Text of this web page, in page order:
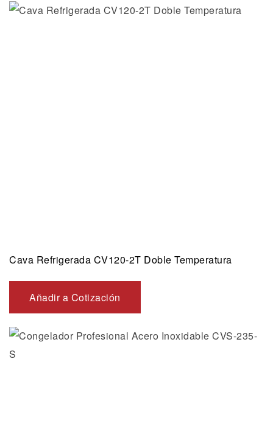
Cava Refrigerada CV120-2T Doble Temperatura
Añadir a Cotización